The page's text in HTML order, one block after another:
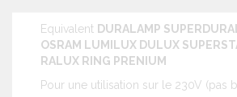
Equivalent DURALAMP
OSRAM LUMILUX DULUX
RALUX RING PRENIUM
Pour une utilisation sur le 230V (pas